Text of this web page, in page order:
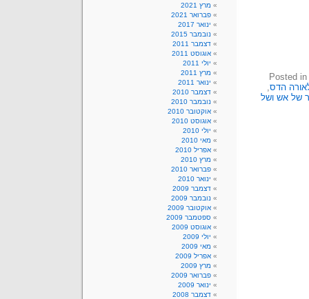
Posted in
הדס,
של אש ושל
מרץ 2021
פברואר 2021
ינואר 2017
נובמבר 2015
דצמבר 2011
אוגוסט 2011
יולי 2011
מרץ 2011
ינואר 2011
דצמבר 2010
נובמבר 2010
אוקטובר 2010
אוגוסט 2010
יולי 2010
מאי 2010
אפריל 2010
מרץ 2010
פברואר 2010
ינואר 2010
דצמבר 2009
נובמבר 2009
אוקטובר 2009
ספטמבר 2009
אוגוסט 2009
יולי 2009
מאי 2009
אפריל 2009
מרץ 2009
פברואר 2009
ינואר 2009
דצמבר 2008